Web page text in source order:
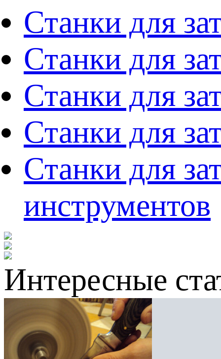
Станки для
Станки для
Станки для
Станки для
Станки для
инструментов
Интересные